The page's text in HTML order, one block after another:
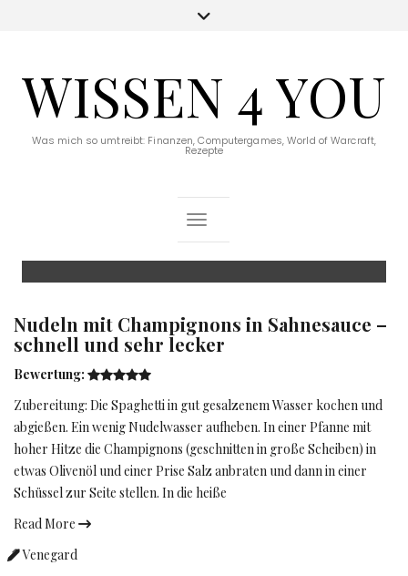
WISSEN 4 YOU
Was mich so umtreibt: Finanzen, Computergames, World of Warcraft,
Rezepte
Toggle Navigation
Nudeln mit Champignons in Sahnesauce –
schnell und sehr lecker
Bewertung:
Zubereitung: Die Spaghetti in gut gesalzenem Wasser kochen und
abgießen. Ein wenig Nudelwasser aufheben. In einer Pfanne mit
hoher Hitze die Champignons (geschnitten in große Scheiben) in
etwas Olivenöl und einer Prise Salz anbraten und dann in einer
Schüssel zur Seite stellen. In die heiße
Read More
Venegard